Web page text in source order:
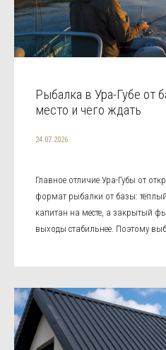
Рыбалка в Ура-Губе от
место и чего ждать
24.07.2026
Главное отличие Ура-Губы от
формат рыбалки от базы:
капитан на месте, а закрытый
выходы стабильнее. Поэтому